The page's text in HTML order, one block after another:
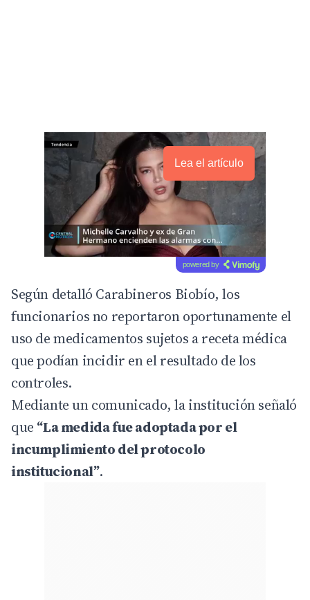
Lea el artículo
powered by
Según detalló Carabineros Biobío, los
funcionarios no reportaron oportunamente el
uso de medicamentos sujetos a receta médica
que podían incidir en el resultado de los
controles.
Mediante un comunicado, la institución señaló
que “La medida fue adoptada por el
incumplimiento del protocolo
institucional”.